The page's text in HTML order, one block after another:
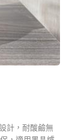
計，耐酸鹼無